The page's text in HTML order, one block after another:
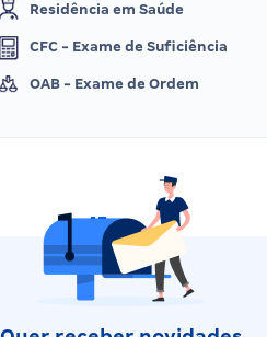
Residência em Saúde
CFC - Exame de Suficiência
OAB - Exame de Ordem